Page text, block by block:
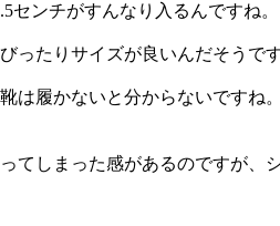
ンチがすんなり入るんですね。
ったりサイズが良いんだそうです
は履かないと分からないです
てしまった感があるのですが、